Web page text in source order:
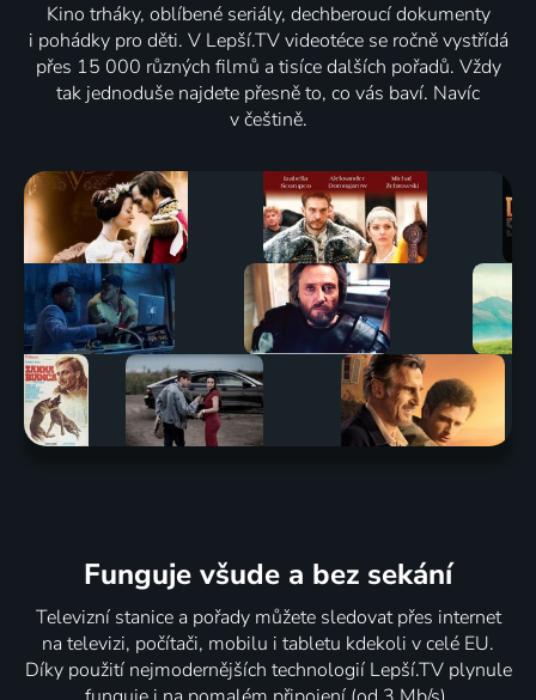
Kino trháky, oblíbené seriály, dechberoucí dokumenty
i pohádky pro děti. V Lepší.TV videotéce se ročně vystřídá
přes 15 000 různých filmů a tisíce dalších pořadů. Vždy
tak jednoduše najdete přesně to, co vás baví. Navíc
v češtině.
Funguje všude a bez sekání
Televizní stanice a pořady můžete sledovat přes internet
na televizi, počítači, mobilu i tabletu kdekoli v celé EU.
Díky použití nejmodernějších technologií Lepší.TV plynule